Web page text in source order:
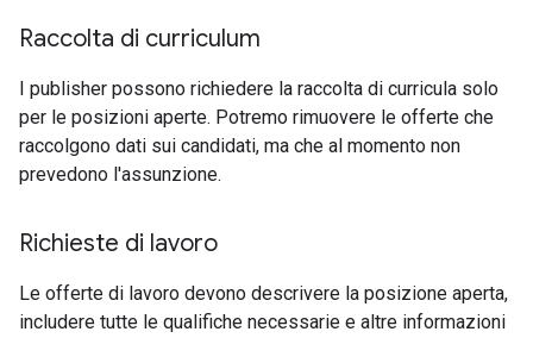
Raccolta di curriculum
I publisher possono richiedere la raccolta di curricula solo
per le posizioni aperte. Potremo rimuovere le offerte che
raccolgono dati sui candidati, ma che al momento non
prevedono l'assunzione.
Richieste di lavoro
Le offerte di lavoro devono descrivere la posizione aperta,
includere tutte le qualifiche necessarie e altre informazioni